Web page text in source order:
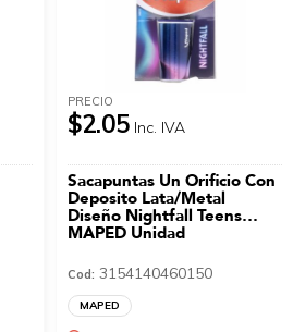
PRECIO
$2.05 Inc. IVA
Sacapuntas Un Orificio Con
Deposito Lata/Metal
Diseño Nightfall Teens
MAPED Unidad
Cod: 3154140460150
MAPED